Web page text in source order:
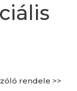
rendele >>